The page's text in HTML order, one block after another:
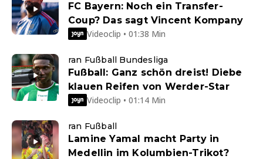
FC Bayern: Noch ein Transfer-
Coup? Das sagt Vincent Kompany
Videoclip • 01:38 Min
ran Fußball Bundesliga
Fußball: Ganz schön dreist! Diebe
klauen Reifen von Werder-Star
Videoclip • 01:14 Min
ran Fußball
Lamine Yamal macht Party in
Medellin im Kolumbien-Trikot?